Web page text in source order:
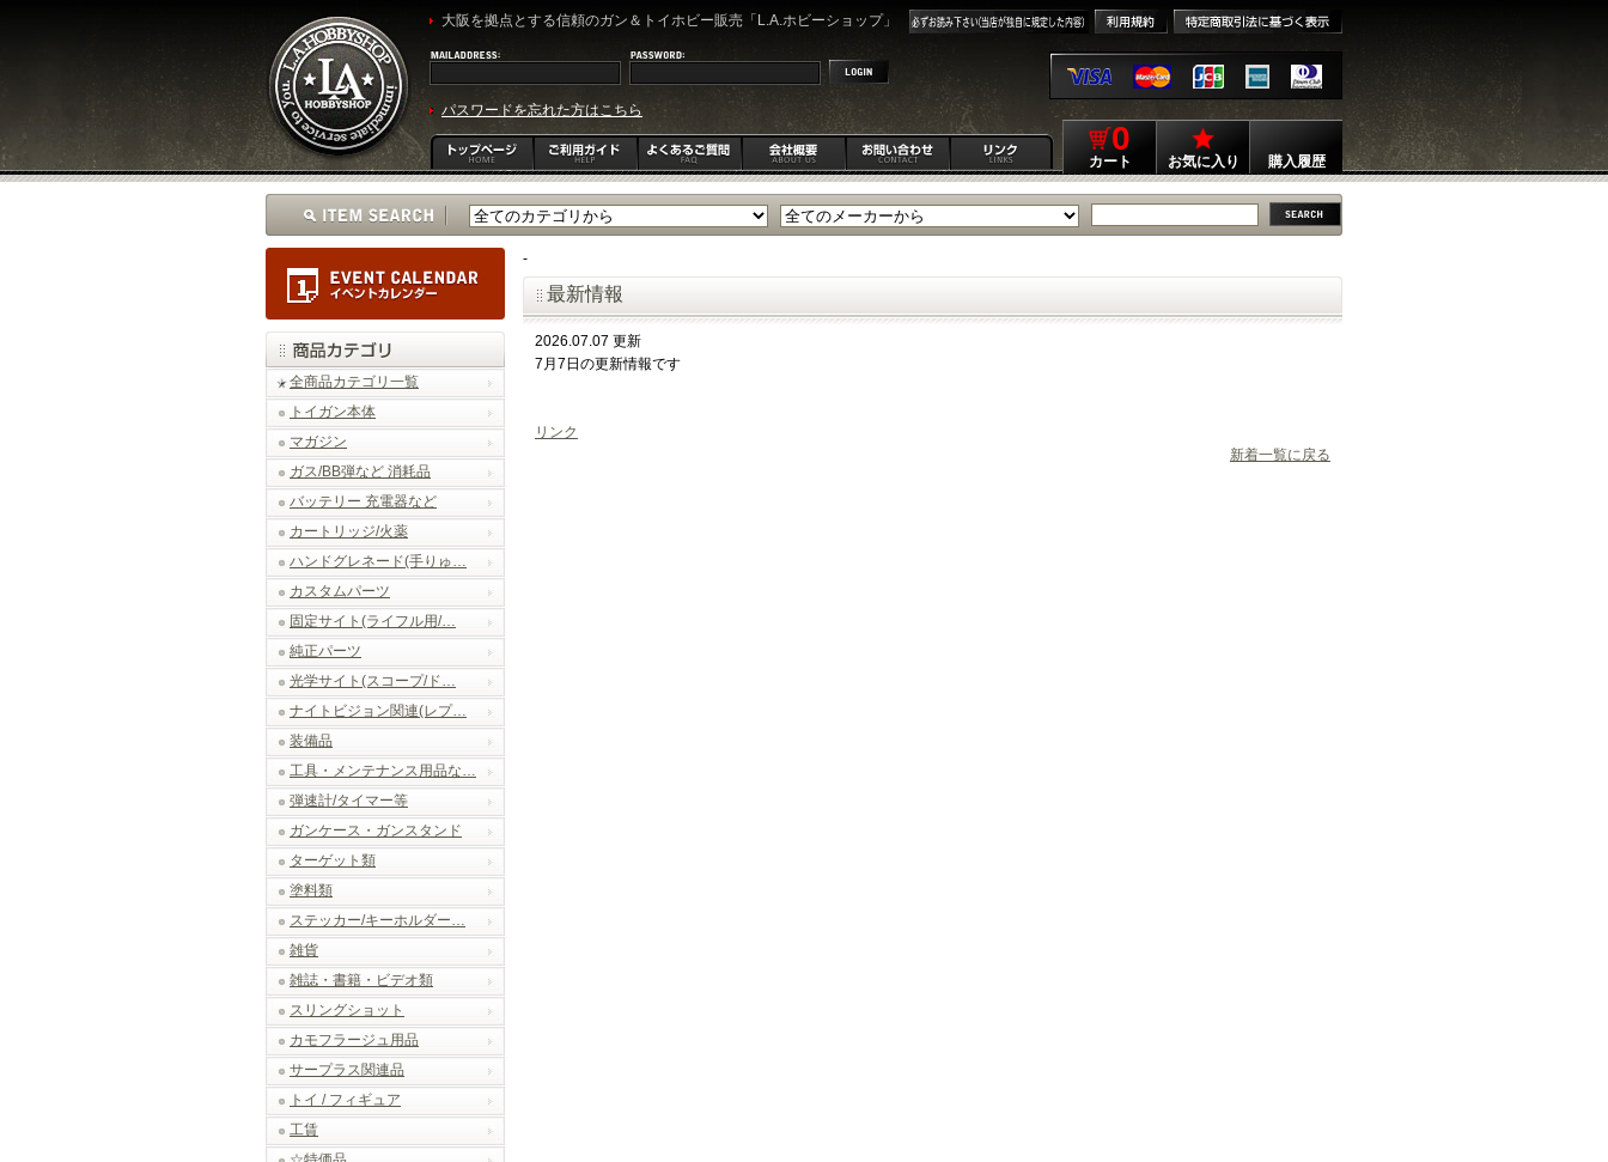
大阪を拠点とする信頼のガン＆トイホビー販売「L.A.ホビーショップ」
パスワードを忘れた方はこちら
0
カート お気に入り 購入履歴
全商品カテゴリ一覧
トイガン本体
マガジン
ガス/BB弾など 消耗品
バッテリー 充電器など
カートリッジ/火薬
ハンドグレネード(手りゅ…
カスタムパーツ
固定サイト(ライフル用/…
純正パーツ
光学サイト(スコープ/ド…
ナイトビジョン関連(レプ…
装備品
工具・メンテナンス用品な…
弾速計/タイマー等
ガンケース・ガンスタンド
ターゲット類
塗料類
ステッカー/キーホルダー…
雑貨
雑誌・書籍・ビデオ類
スリングショット
カモフラージュ用品
サープラス関連品
トイ / フィギュア
工賃
-
最新情報
2026.07.07 更新
7月7日の更新情報です
リンク
新着一覧に戻る